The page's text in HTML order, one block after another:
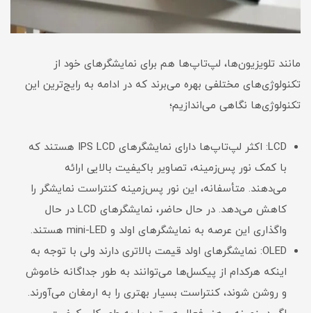
مانند تلویزیون‌ها، لپ‌تاپ‌ها هم برای نمایشگرهای خود از
تکنولوژی‌های مختلفی بهره می‌برند که در ادامه به رایج‌ترین این
تکنولوژی‌ها نگاهی می‌اندازیم؛
LCD: اکثر لپ‌تاپ‌ها دارای نمایشگرهای IPS LCD هستند که
با کمک نور پس‌زمینه، تصاویر باکیفیت بالایی ارائه
می‌دهند. متأسفانه، این نور پس‌زمینه کنتراست نمایشگر را
کاهش می‌دهد. در حال حاضر، نمایشگرهای LCD در حال
واگذاری این عرصه به نمایشگرهای اولد و mini-LED هستند.
OLED: نمایشگرهای اولد قیمت بالاتری دارند ولی با توجه به
اینکه هرکدام از پیکسل‌ها می‌توانند به طور جداگانه خاموش
و روشن شوند، کنتراست بسیار بهتری را به ارمغان می‌آورند.